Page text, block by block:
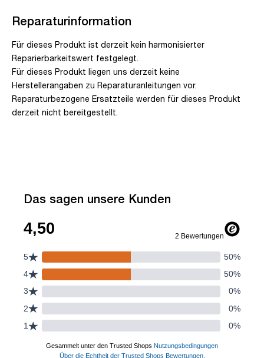
Reparaturinformation
Für dieses Produkt ist derzeit kein harmonisierter
Reparierbarkeitswert festgelegt.
Für dieses Produkt liegen uns derzeit keine
Herstellerangaben zu Reparaturanleitungen vor.
Reparaturbezogene Ersatzteile werden für dieses Produkt
derzeit nicht bereitgestellt.
Das sagen unsere Kunden